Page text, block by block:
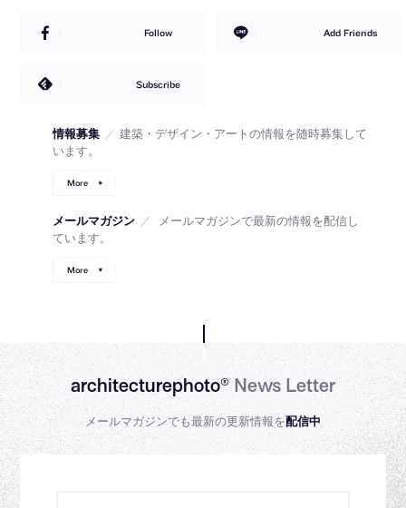
Follow Add Friends
Subscribe
情報募集 ／ 建築・デザイン・アートの情報を随時募集して
います。
More
メールマガジン ／
メールマガジンで最新の情報を配信し
ています。
More
architecturephoto®News Letter
メールマガジンでも最新の更新情報を配信中